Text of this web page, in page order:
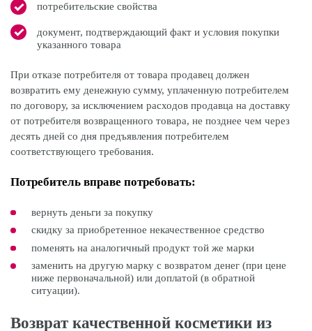
потребительские свойства
документ, подтверждающий факт и условия покупки
указанного товара
При отказе потребителя от товара продавец должен
возвратить ему денежную сумму, уплаченную потребителем
по договору, за исключением расходов продавца на доставку
от потребителя возвращенного товара, не позднее чем через
десять дней со дня предъявления потребителем
соответствующего требования.
Потребитель вправе потребовать:
вернуть деньги за покупку
скидку за приобретенное некачественное средство
поменять на аналогичный продукт той же марки
заменить на другую марку с возвратом денег (при цене
ниже первоначальной) или доплатой (в обратной
ситуации).
Возврат качественной косметики из